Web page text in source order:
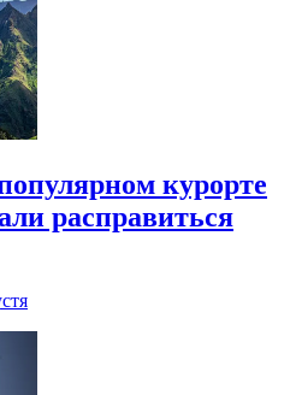
курорте
расправиться